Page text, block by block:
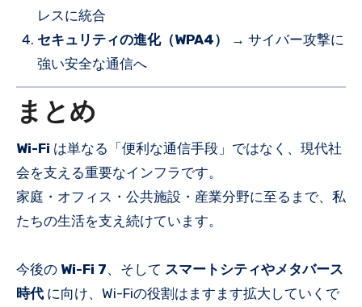
レスに統合
セキュリティの進化（WPA4）
→ サイバー攻撃に
強い安全な通信へ
まとめ
Wi-Fi は単なる「便利な通信手段」ではなく、現代社
会を支える重要なインフラです。
家庭・オフィス・公共施設・産業分野に至るまで、私
たちの生活を支え続けています。
今後の Wi-Fi 7、そして スマートシティやメタバース
時代 に向け、Wi-Fiの役割はますます拡大していくで